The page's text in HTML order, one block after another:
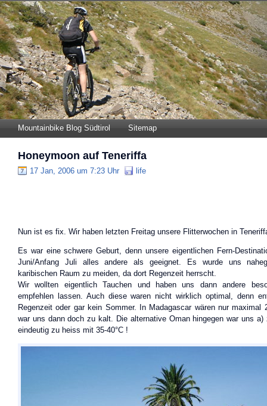
Mountainbike Blog Südtirol Sitemap
Honeymoon auf Teneriffa
17 Jan, 2006 um 7:23 Uhr life
Nun ist es fix. Wir haben letzten Freitag unsere Flitterwochen in
Es war eine schwere Geburt, denn unsere eigentlichen Fern-
Juni/Anfang Juli alles andere als geeignet. Es wurde uns
karibischen Raum zu meiden, da dort Regenzeit herrscht.
Wir wollten eigentlich Tauchen und haben uns dann andere
empfehlen lassen. Auch diese waren nicht wirklich optimal, denn
Regenzeit oder gar kein Sommer. In Madagascar wären nur maximal
war uns dann doch zu kalt. Die alternative Oman hingegen war uns
eindeutig zu heiss mit 35-40°C !